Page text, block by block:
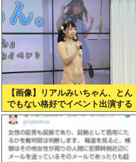
【画像】リアルみいちゃん、とん
でもない格好でイベント出演する
www